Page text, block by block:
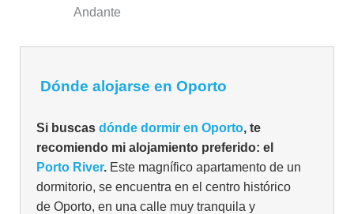
Andante
Dónde alojarse en Oporto
Si buscas dónde dormir en Oporto, te
recomiendo mi alojamiento preferido: el
Porto River. Este magnífico apartamento de un
dormitorio, se encuentra en el centro histórico
de Oporto, en una calle muy tranquila y